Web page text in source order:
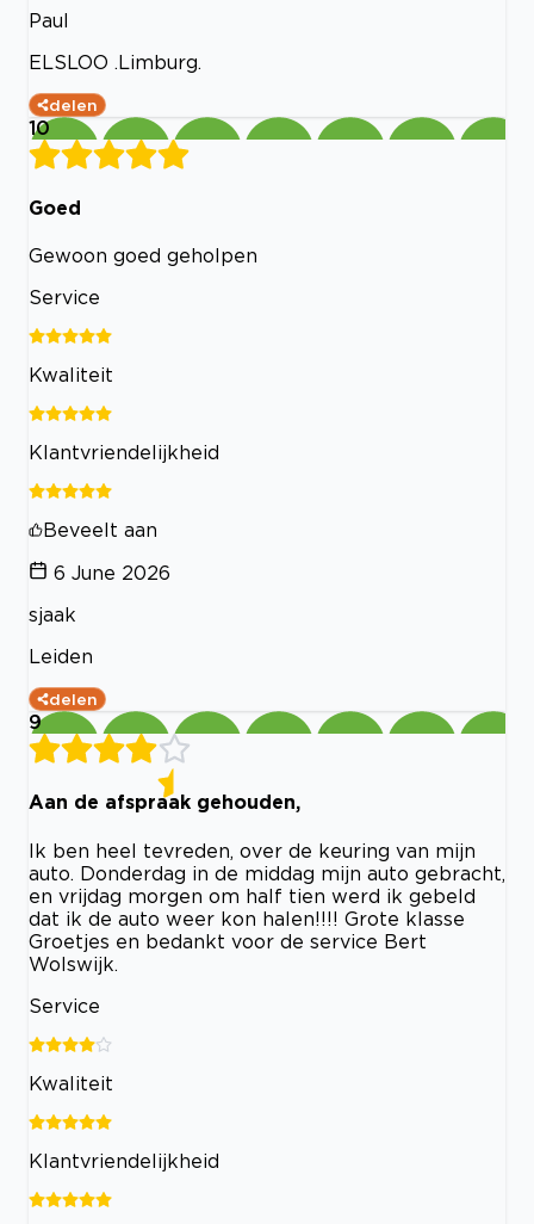
Paul
ELSLOO .Limburg.
delen
10
Goed
Gewoon goed geholpen
Service
Kwaliteit
Klantvriendelijkheid
Beveelt aan
6 June 2026
sjaak
Leiden
delen
9
Aan de afspraak gehouden,
Ik ben heel tevreden, over de keuring van mijn
auto. Donderdag in de middag mijn auto gebracht,
en vrijdag morgen om half tien werd ik gebeld
dat ik de auto weer kon halen!!!! Grote klasse
Groetjes en bedankt voor de service Bert
Wolswijk.
Service
Kwaliteit
Klantvriendelijkheid